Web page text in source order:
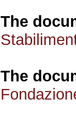
The
The